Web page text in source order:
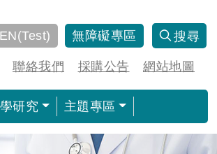
EN(Test) 無障礙專區 搜尋
聯絡我們 採購公告 網站地圖
研究 主題專區